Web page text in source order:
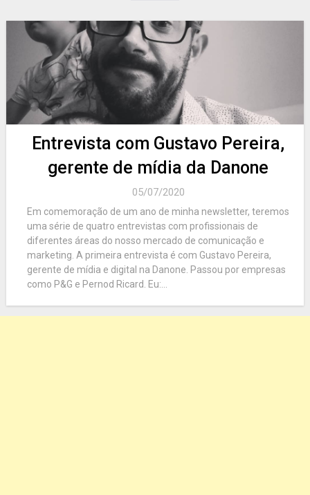
Entrevista com Gustavo Pereira,
gerente de mídia da Danone
05/07/2020
Em comemoração de um ano de minha newsletter, teremos
uma série de quatro entrevistas com profissionais de
diferentes áreas do nosso mercado de comunicação e
marketing. A primeira entrevista é com Gustavo Pereira,
gerente de mídia e digital na Danone. Passou por empresas
como P&G e Pernod Ricard. Eu:...